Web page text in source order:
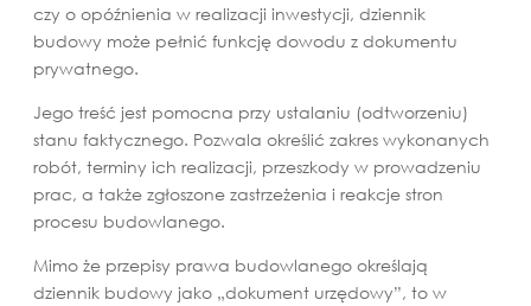
czy o opóźnienia w realizacji inwestycji, dziennik
budowy może pełnić funkcję dowodu z dokumentu
prywatnego.
Jego treść jest pomocna przy ustalaniu (odtworzeniu)
stanu faktycznego. Pozwala określić zakres wykonanych
robót, terminy ich realizacji, przeszkody w prowadzeniu
prac, a także zgłoszone zastrzeżenia i reakcje stron
procesu budowlanego.
Mimo że przepisy prawa budowlanego określają
dziennik budowy jako „dokument urzędowy”, to w